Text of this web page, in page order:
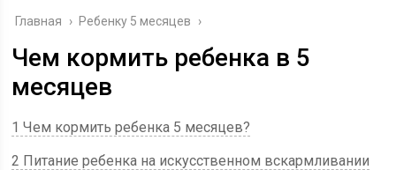
Главная › Ребенку 5 месяцев ›
Чем кормить ребенка в 5
месяцев
1 Чем кормить ребенка 5 месяцев?
2 Питание ребенка на искусственном вскармливании